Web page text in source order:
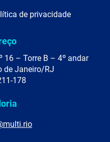
de privacidade
16 – Torre B – 4º andar
de Janeiro/RJ
178